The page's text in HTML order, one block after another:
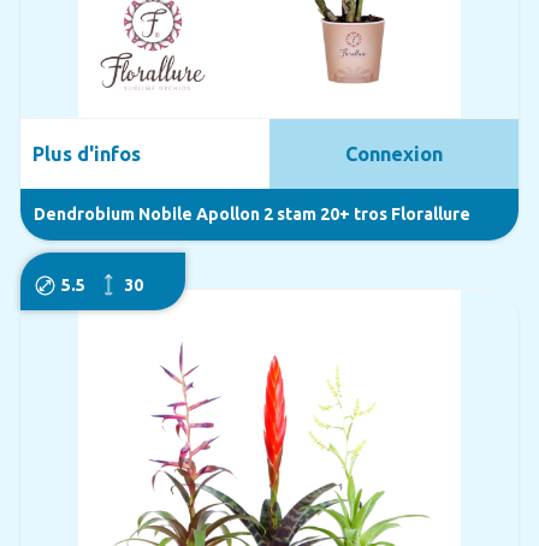
Dendrobium Nobile Apollon 2 stam 20+ tros Florallure
Plus d'infos Connexion
5.5 30